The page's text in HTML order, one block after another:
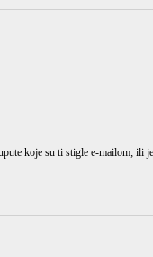
koje su ti stigle e-mailom; ili